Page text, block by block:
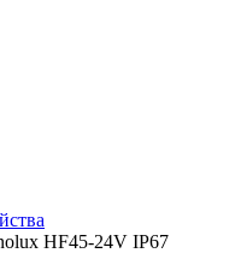
HF45-24V IP67